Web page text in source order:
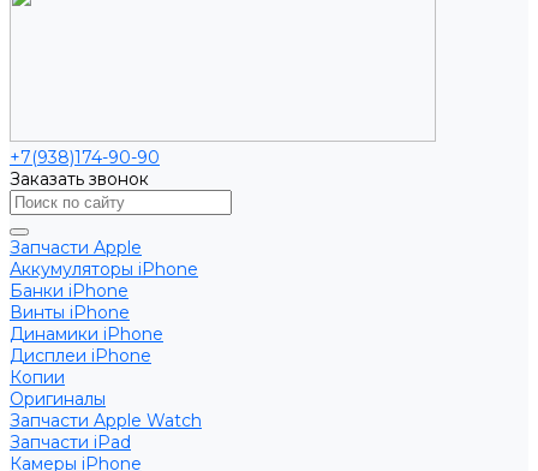
+7(938)174-90-90
Заказать звонок
Запчасти Apple
Аккумуляторы iPhone
Банки iPhone
Винты iPhone
Динамики iPhone
Дисплеи iPhone
Копии
Оригиналы
Запчасти Apple Watch
Запчасти iPad
Камеры iPhone